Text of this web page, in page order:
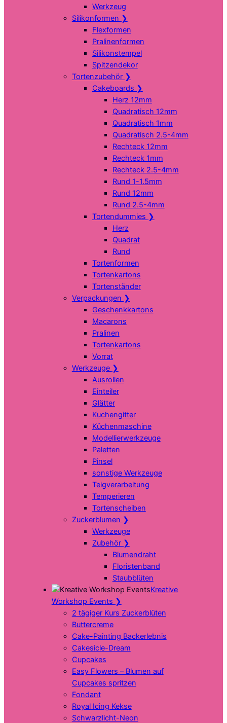
Werkzeug
Silikonformen ❯
Flexformen
Pralinenformen
Silikonstempel
Spitzendekor
Tortenzubehör ❯
Cakeboards ❯
Herz 12mm
Quadratisch 12mm
Quadratisch 1mm
Quadratisch 2.5-4mm
Rechteck 12mm
Rechteck 1mm
Rechteck 2.5-4mm
Rund 1-1.5mm
Rund 12mm
Rund 2.5-4mm
Tortendummies ❯
Herz
Quadrat
Rund
Tortenformen
Tortenkartons
Tortenständer
Verpackungen ❯
Geschenkkartons
Macarons
Pralinen
Tortenkartons
Vorrat
Werkzeuge ❯
Ausrollen
Einteiler
Glätter
Kuchengitter
Küchenmaschine
Modellierwerkzeuge
Paletten
Pinsel
sonstige Werkzeuge
Teigverarbeitung
Temperieren
Tortenscheiben
Zuckerblumen ❯
Werkzeuge
Zubehör ❯
Blumendraht
Floristenband
Staubblüten
Kreative
Workshop Events ❯
2 tägiger Kurs Zuckerblüten
Buttercreme
Cake-Painting Backerlebnis
Cakesicle-Dream
Cupcakes
Easy Flowers – Blumen auf
Cupcakes spritzen
Fondant
Royal Icing Kekse
Schwarzlicht-Neon